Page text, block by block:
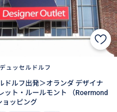
デュッセルドルフ
ドルフ出発＞オランダ デザイナ
ット・ルールモント （Roermond
ッピング